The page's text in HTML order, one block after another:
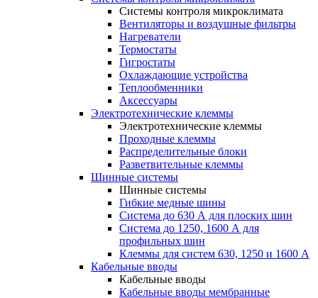
Системы контроля микроклимата
Вентиляторы и воздушные фильтры
Нагреватели
Термостаты
Гигростаты
Охлаждающие устройства
Теплообменники
Аксессуары
Электротехнические клеммы
Электротехнические клеммы
Проходные клеммы
Распределительные блоки
Разветвительные клеммы
Шинные системы
Шинные системы
Гибкие медные шины
Система до 630 А для плоских шин
Система до 1250, 1600 А для
профильных шин
Клеммы для систем 630, 1250 и 1600 А
Кабельные вводы
Кабельные вводы
Кабельные вводы мембранные